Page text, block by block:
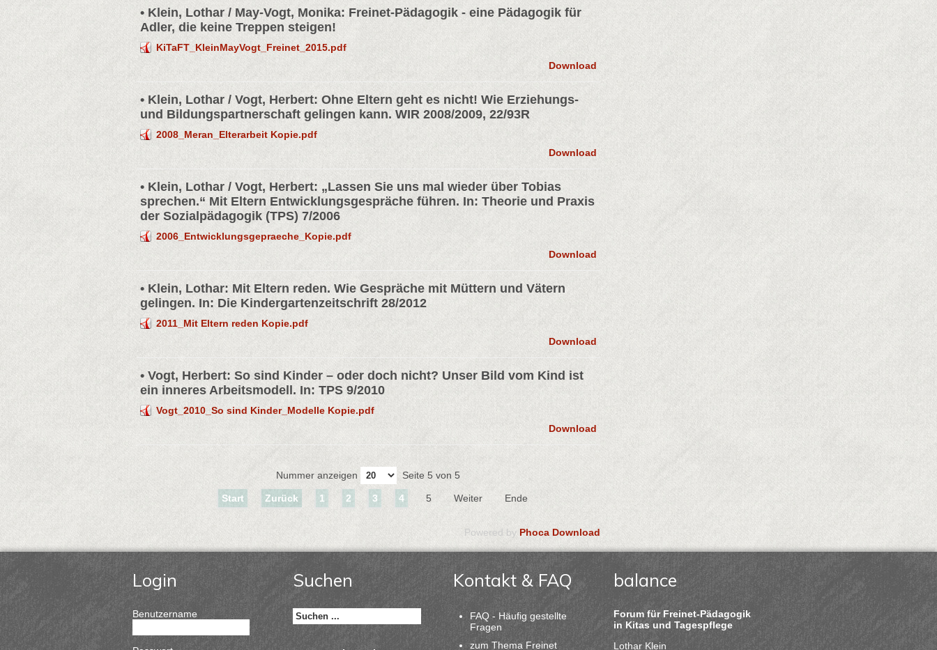
• Klein, Lothar / May-Vogt, Monika: Freinet-Pädagogik - eine Pädagogik für
Adler, die keine Treppen steigen!
KiTaFT_KleinMayVogt_Freinet_2015.pdf
Download
• Klein, Lothar / Vogt, Herbert: Ohne Eltern geht es nicht! Wie Erziehungs-
und Bildungspartnerschaft gelingen kann. WIR 2008/2009, 22/93R
2008_Meran_Elterarbeit Kopie.pdf
Download
• Klein, Lothar / Vogt, Herbert: „Lassen Sie uns mal wieder über Tobias
sprechen.“ Mit Eltern Entwicklungsgespräche führen. In: Theorie und Praxis
der Sozialpädagogik (TPS) 7/2006
2006_Entwicklungsgepraeche_Kopie.pdf
Download
• Klein, Lothar: Mit Eltern reden. Wie Gespräche mit Müttern und Vätern
gelingen. In: Die Kindergartenzeitschrift 28/2012
2011_Mit Eltern reden Kopie.pdf
Download
• Vogt, Herbert: So sind Kinder – oder doch nicht? Unser Bild vom Kind ist
ein inneres Arbeitsmodell. In: TPS 9/2010
Vogt_2010_So sind Kinder_Modelle Kopie.pdf
Download
Nummer anzeigen Seite 5 von 5
Start Zurück 1 2 3 4 5 Weiter Ende
Powered by Phoca Download
Login
Benutzername
Suchen Kontakt & FAQ
FAQ - Häufig gestellte
Fragen
zum Thema Freinet
balance
Forum für Freinet-Pädagogik
in Kitas und Tagespflege
Lothar Klein